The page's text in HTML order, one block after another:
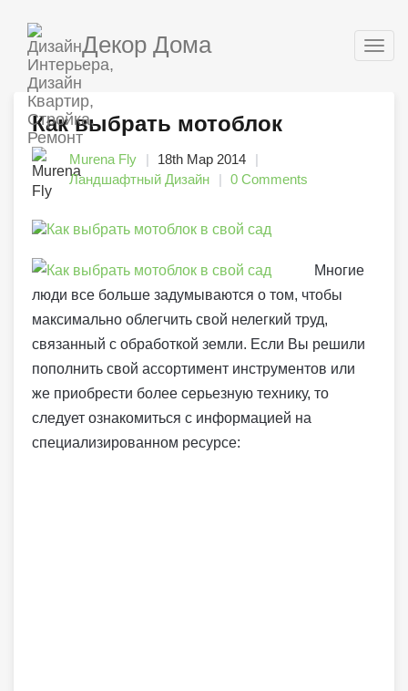
Декор Дома
Как выбрать мотоблок
Murena Fly
18th Мар 2014
Ландшафтный Дизайн
0 Comments
Многие
люди все больше задумываются о том, чтобы
максимально облегчить свой нелегкий труд,
связанный с обработкой земли. Если Вы решили
пополнить свой ассортимент инструментов или
же приобрести более серьезную технику, то
следует ознакомиться с информацией на
специализированном ресурсе: